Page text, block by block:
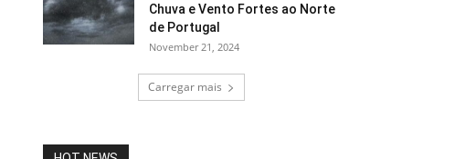
Chuva e Vento Fortes ao Norte
de Portugal
November 21, 2024
Carregar mais